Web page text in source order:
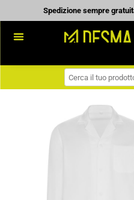
al
contenuto
Spedizione sempre
WORKWEAR
COME ORDINARE
PREVENTIVI
CHI SIAMO